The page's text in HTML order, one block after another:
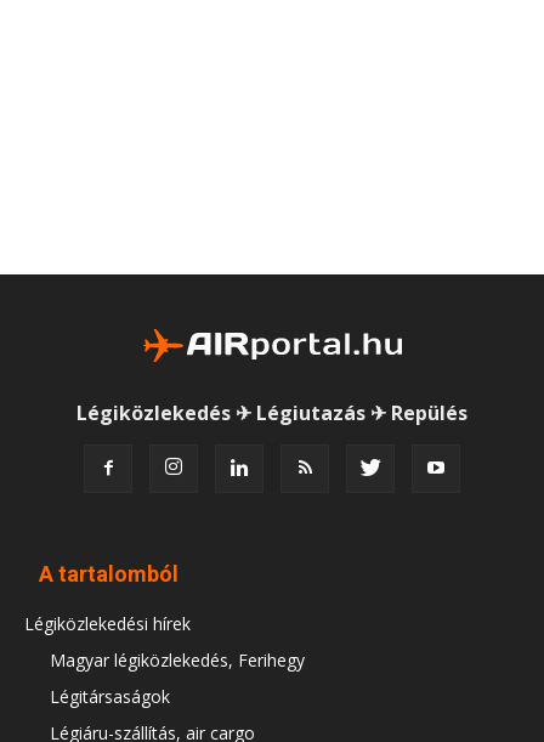
Légiközlekedés ✈ Légiutazás ✈ Repülés
A tartalomból
Légiközlekedési hírek
Magyar légiközlekedés, Ferihegy
Légitársaságok
Légiáru-szállítás, air cargo